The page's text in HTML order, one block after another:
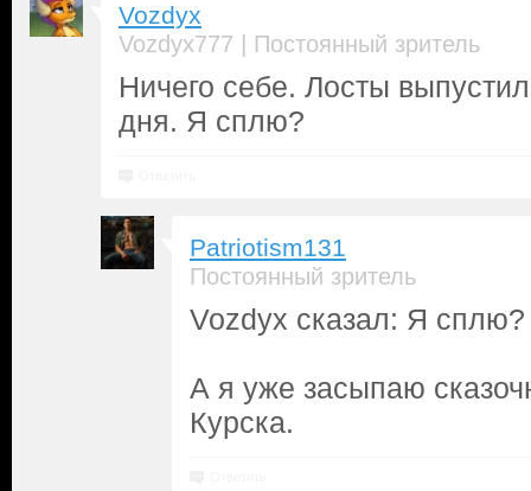
Vozdyx
Vozdyx777 | Постоянный зритель
Ничего себе. Лосты
дня. Я сплю?
Patriotism131
Постоянный зритель
Vozdyx сказал: Я сплю?
А я уже засыпаю
Курска.